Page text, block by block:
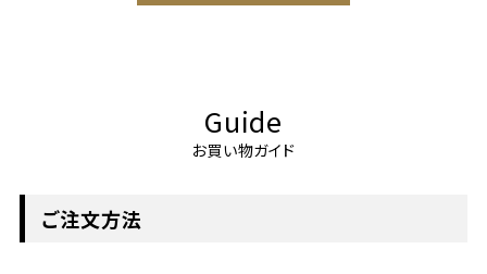
Guide
お買い物ガイド
ご注文方法